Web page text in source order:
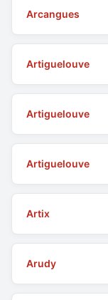
Arcangues
Artiguelouve
Artiguelouve
Artiguelouve
Artix
Arudy